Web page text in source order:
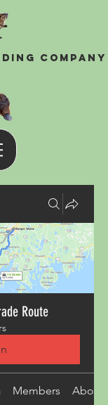
Company
Route
Members About